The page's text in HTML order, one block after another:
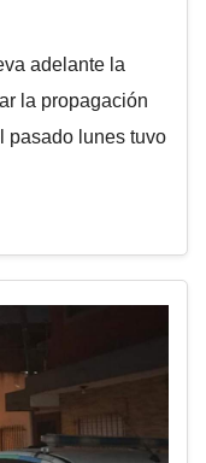
adelante la
la propagación
pasado lunes tuvo